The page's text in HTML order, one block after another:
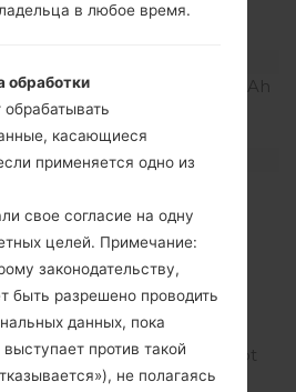
дюйм)
Съемный Li-Ion 1500 mAh
-
Версия 3.0, A2DP
Есть
A-GPS
Нет
Нет
microUSB 2.0
Wi-Fi802.11b/g/n, hotspot
в любое время.
обработки
касающиеся
применяется одно из
свое согласие на одну
целей. Примечание:
законодательству,
быть разрешено проводить
данных, пока
против такой
не полагаясь